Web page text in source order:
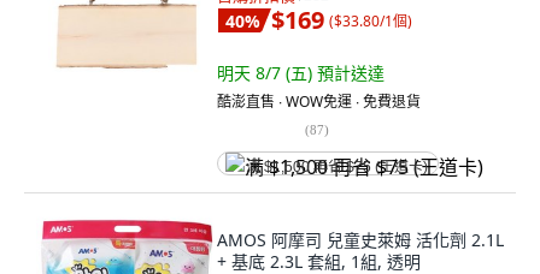
40% $169 ($33.80/1個)
明天 8/7 (五) 預計送達
酷澎直售 ∙ WOW免運 ∙ 免費退貨
(87)
满 $1,500 再省 $75 (王道卡)
AMOS 阿摩司 兒童史萊姆 活化劑 2.1L
+ 基底 2.3L 套組, 1組, 透明